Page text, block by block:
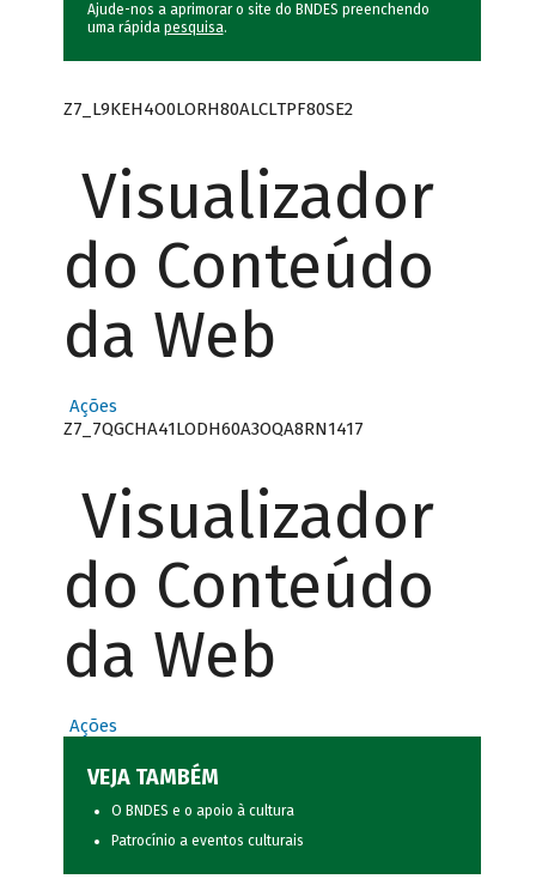
Ajude-nos a aprimorar o site do BNDES preenchendo
uma rápida pesquisa.
Z7_L9KEH4O0LORH80ALCLTPF80SE2
Visualizador
do Conteúdo
da Web
Ações
Z7_7QGCHA41LODH60A3OQA8RN1417
Visualizador
do Conteúdo
da Web
Ações
VEJA TAMBÉM
O BNDES e o apoio à cultura
Patrocínio a eventos culturais